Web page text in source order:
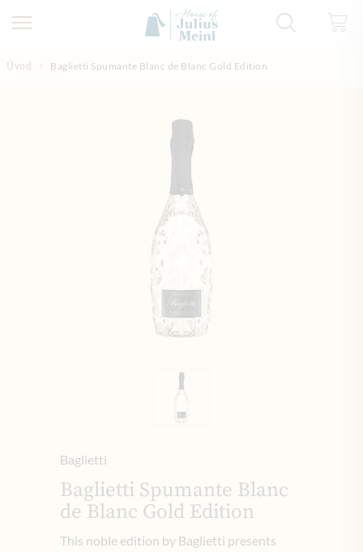
Úvod Baglietti Spumante Blanc de Blanc Gold Edition
Baglietti
Baglietti Spumante Blanc
de Blanc Gold Edition
This noble edition by Baglietti presents